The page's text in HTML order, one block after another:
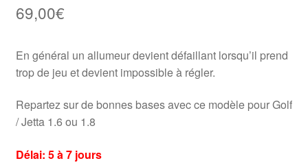
69,00€
En général un allumeur devient défaillant lorsqu’il prend
trop de jeu et devient impossible à régler.
Repartez sur de bonnes bases avec ce modèle pour Golf
/ Jetta 1.6 ou 1.8
Délai: 5 à 7 jours